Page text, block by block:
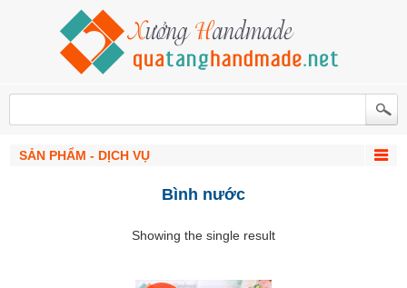
SẢN PHẨM - DỊCH VỤ
Bình nước
Showing the single result